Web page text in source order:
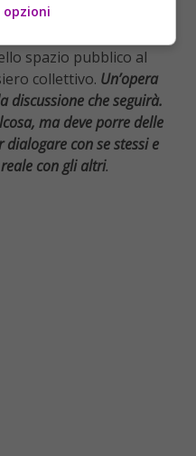
spazio pubblico al
collettivo. Un’opera
discussione che seguirà.
ma deve porre delle
dialogare con se stessi e
con gli altri.
opzioni